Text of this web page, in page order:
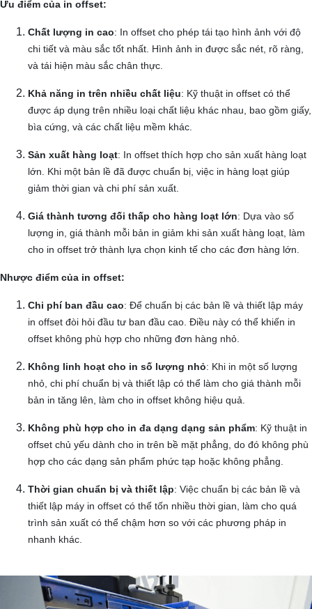
Ưu điểm của in offset:
Chất lượng in cao: In offset cho phép tái tạo hình ảnh với độ
chi tiết và màu sắc tốt nhất. Hình ảnh in được sắc nét, rõ ràng,
và tái hiện màu sắc chân thực.
Khả năng in trên nhiều chất liệu: Kỹ thuật in offset có thể
được áp dụng trên nhiều loại chất liệu khác nhau, bao gồm giấy,
bìa cứng, và các chất liệu mềm khác.
Sản xuất hàng loạt: In offset thích hợp cho sản xuất hàng loạt
lớn. Khi một bản lề đã được chuẩn bị, việc in hàng loạt giúp
giảm thời gian và chi phí sản xuất.
Giá thành tương đối thấp cho hàng loạt lớn: Dựa vào số
lượng in, giá thành mỗi bản in giảm khi sản xuất hàng loạt, làm
cho in offset trở thành lựa chọn kinh tế cho các đơn hàng lớn.
Nhược điểm của in offset:
Chi phí ban đầu cao: Để chuẩn bị các bản lề và thiết lập máy
in offset đòi hỏi đầu tư ban đầu cao. Điều này có thể khiến in
offset không phù hợp cho những đơn hàng nhỏ.
Không linh hoạt cho in số lượng nhỏ: Khi in một số lượng
nhỏ, chi phí chuẩn bị và thiết lập có thể làm cho giá thành mỗi
bản in tăng lên, làm cho in offset không hiệu quả.
Không phù hợp cho in đa dạng dạng sản phẩm: Kỹ thuật in
offset chủ yếu dành cho in trên bề mặt phẳng, do đó không phù
hợp cho các dạng sản phẩm phức tạp hoặc không phẳng.
Thời gian chuẩn bị và thiết lập: Việc chuẩn bị các bản lề và
thiết lập máy in offset có thể tốn nhiều thời gian, làm cho quá
trình sản xuất có thể chậm hơn so với các phương pháp in
nhanh khác.